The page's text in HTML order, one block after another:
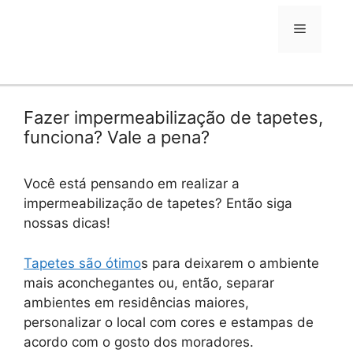
Menu
Fazer impermeabilização de tapetes,
funciona? Vale a pena?
Você está pensando em realizar a
impermeabilização de tapetes? Então siga
nossas dicas!
Tapetes são ótimos para deixarem o ambiente
mais aconchegantes ou, então, separar
ambientes em residências maiores,
personalizar o local com cores e estampas de
acordo com o gosto dos moradores.